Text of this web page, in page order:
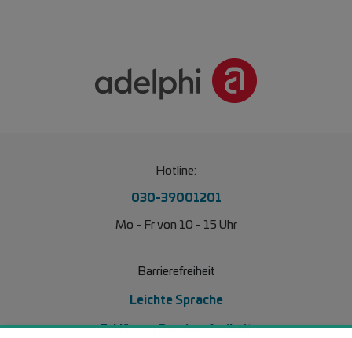
Hotline:
030-39001201
Mo - Fr von 10 - 15 Uhr
Barrierefreiheit
Leichte Sprache
Erklärung Barrierefreiheit